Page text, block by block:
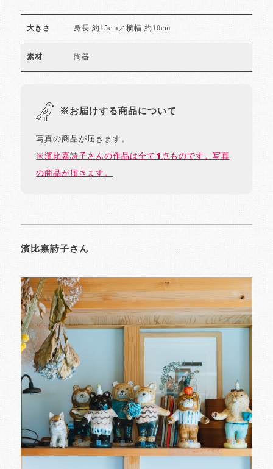
大きさ 身長 約15cm／横幅 約10cm
素材 陶器
※お届けする商品について
写真の商品が届きます。
※濱比嘉詩子さんの作品は全て1点ものです。写真
の商品が届きます。
濱比嘉詩子さん